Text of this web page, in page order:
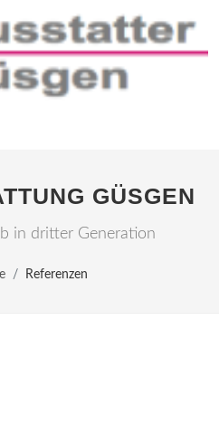
GÜSGEN
in dritter Generation
Referenzen